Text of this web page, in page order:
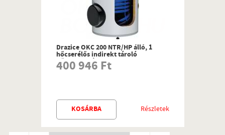
Drazice OKC 200 NTR/HP álló, 1
hőcserélős indirekt tároló
hősszivattyús rendszerhez
400 946 Ft
Részletek
KOSÁRBA